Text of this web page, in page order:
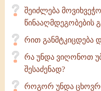
შეიძლება
წინააღმდეგობების
რით განმტკიცდება
რა უნდა ვიღონოთ
შესაძენად?
როგორ უნდა